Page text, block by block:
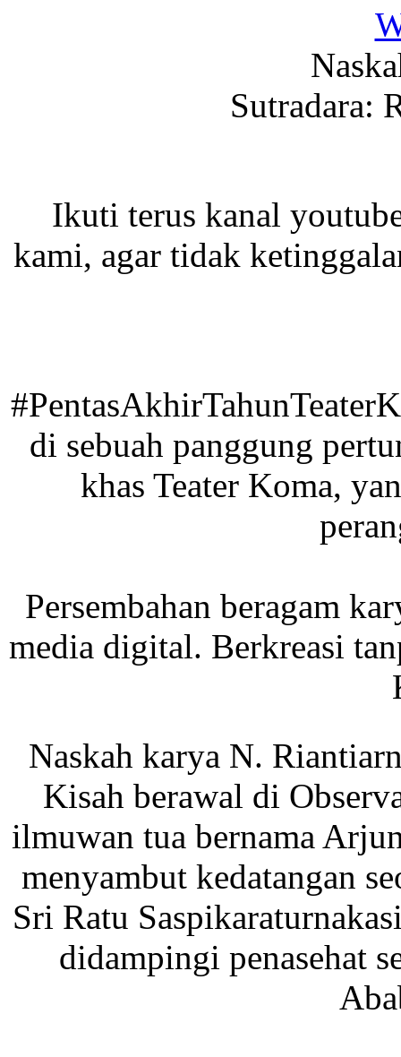
Sutradara:
Ikuti terus kanal
kami, agar tidak
di sebuah panggung
khas Teater Koma,
Persembahan beragam
media digital. Berkreasi
Naskah karya N.
Kisah berawal di
ilmuwan tua bernama
menyambut kedatangan
Sri Ratu
didampingi penasehat